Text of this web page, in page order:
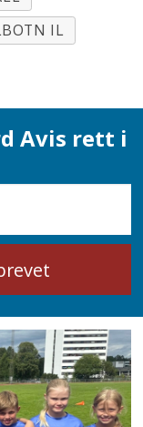
IL
Avis rett i